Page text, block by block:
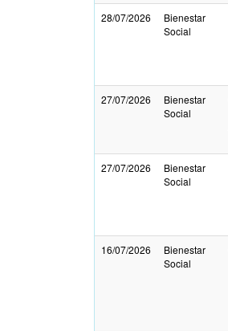
28/07/2026
Bienestar
Social
27/07/2026
Bienestar
Social
27/07/2026
Bienestar
Social
16/07/2026
Bienestar
Social